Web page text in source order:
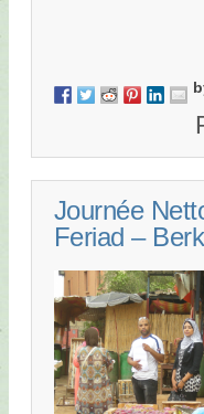
Journée
Feriad –